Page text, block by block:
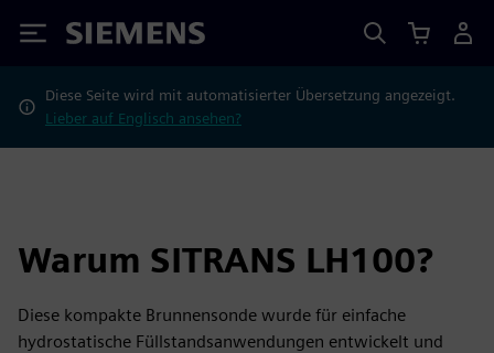
Siemens
Diese Seite wird mit automatisierter Übersetzung angezeigt.
Lieber auf Englisch ansehen?
Warum SITRANS LH100?
Diese kompakte Brunnensonde wurde für einfache
hydrostatische Füllstandsanwendungen entwickelt und